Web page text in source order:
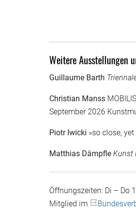
Weitere Ausstellungen
Guillaume Barth
Christian Manss
September 2026
Piotr Iwicki »so close,
Matthias Dämpfle Kunst
Öffnungszeiten: Di – Do
Mitglied im